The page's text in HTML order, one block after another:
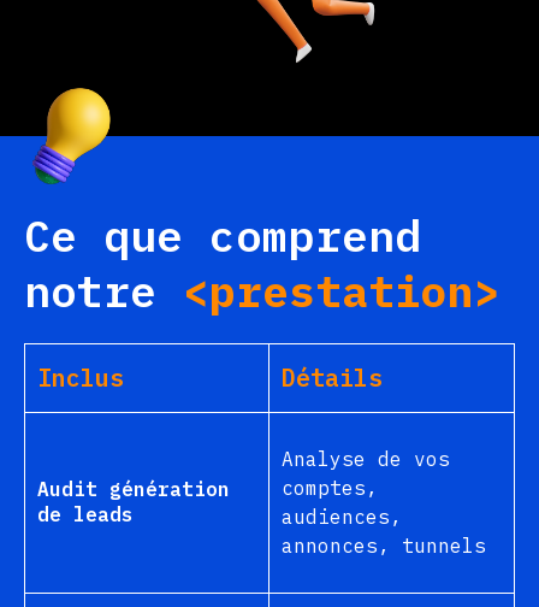
Ce que comprend
notre <prestation>
Inclus
Audit génération
de leads
Détails
Analyse de vos
comptes,
audiences,
annonces, tunnels